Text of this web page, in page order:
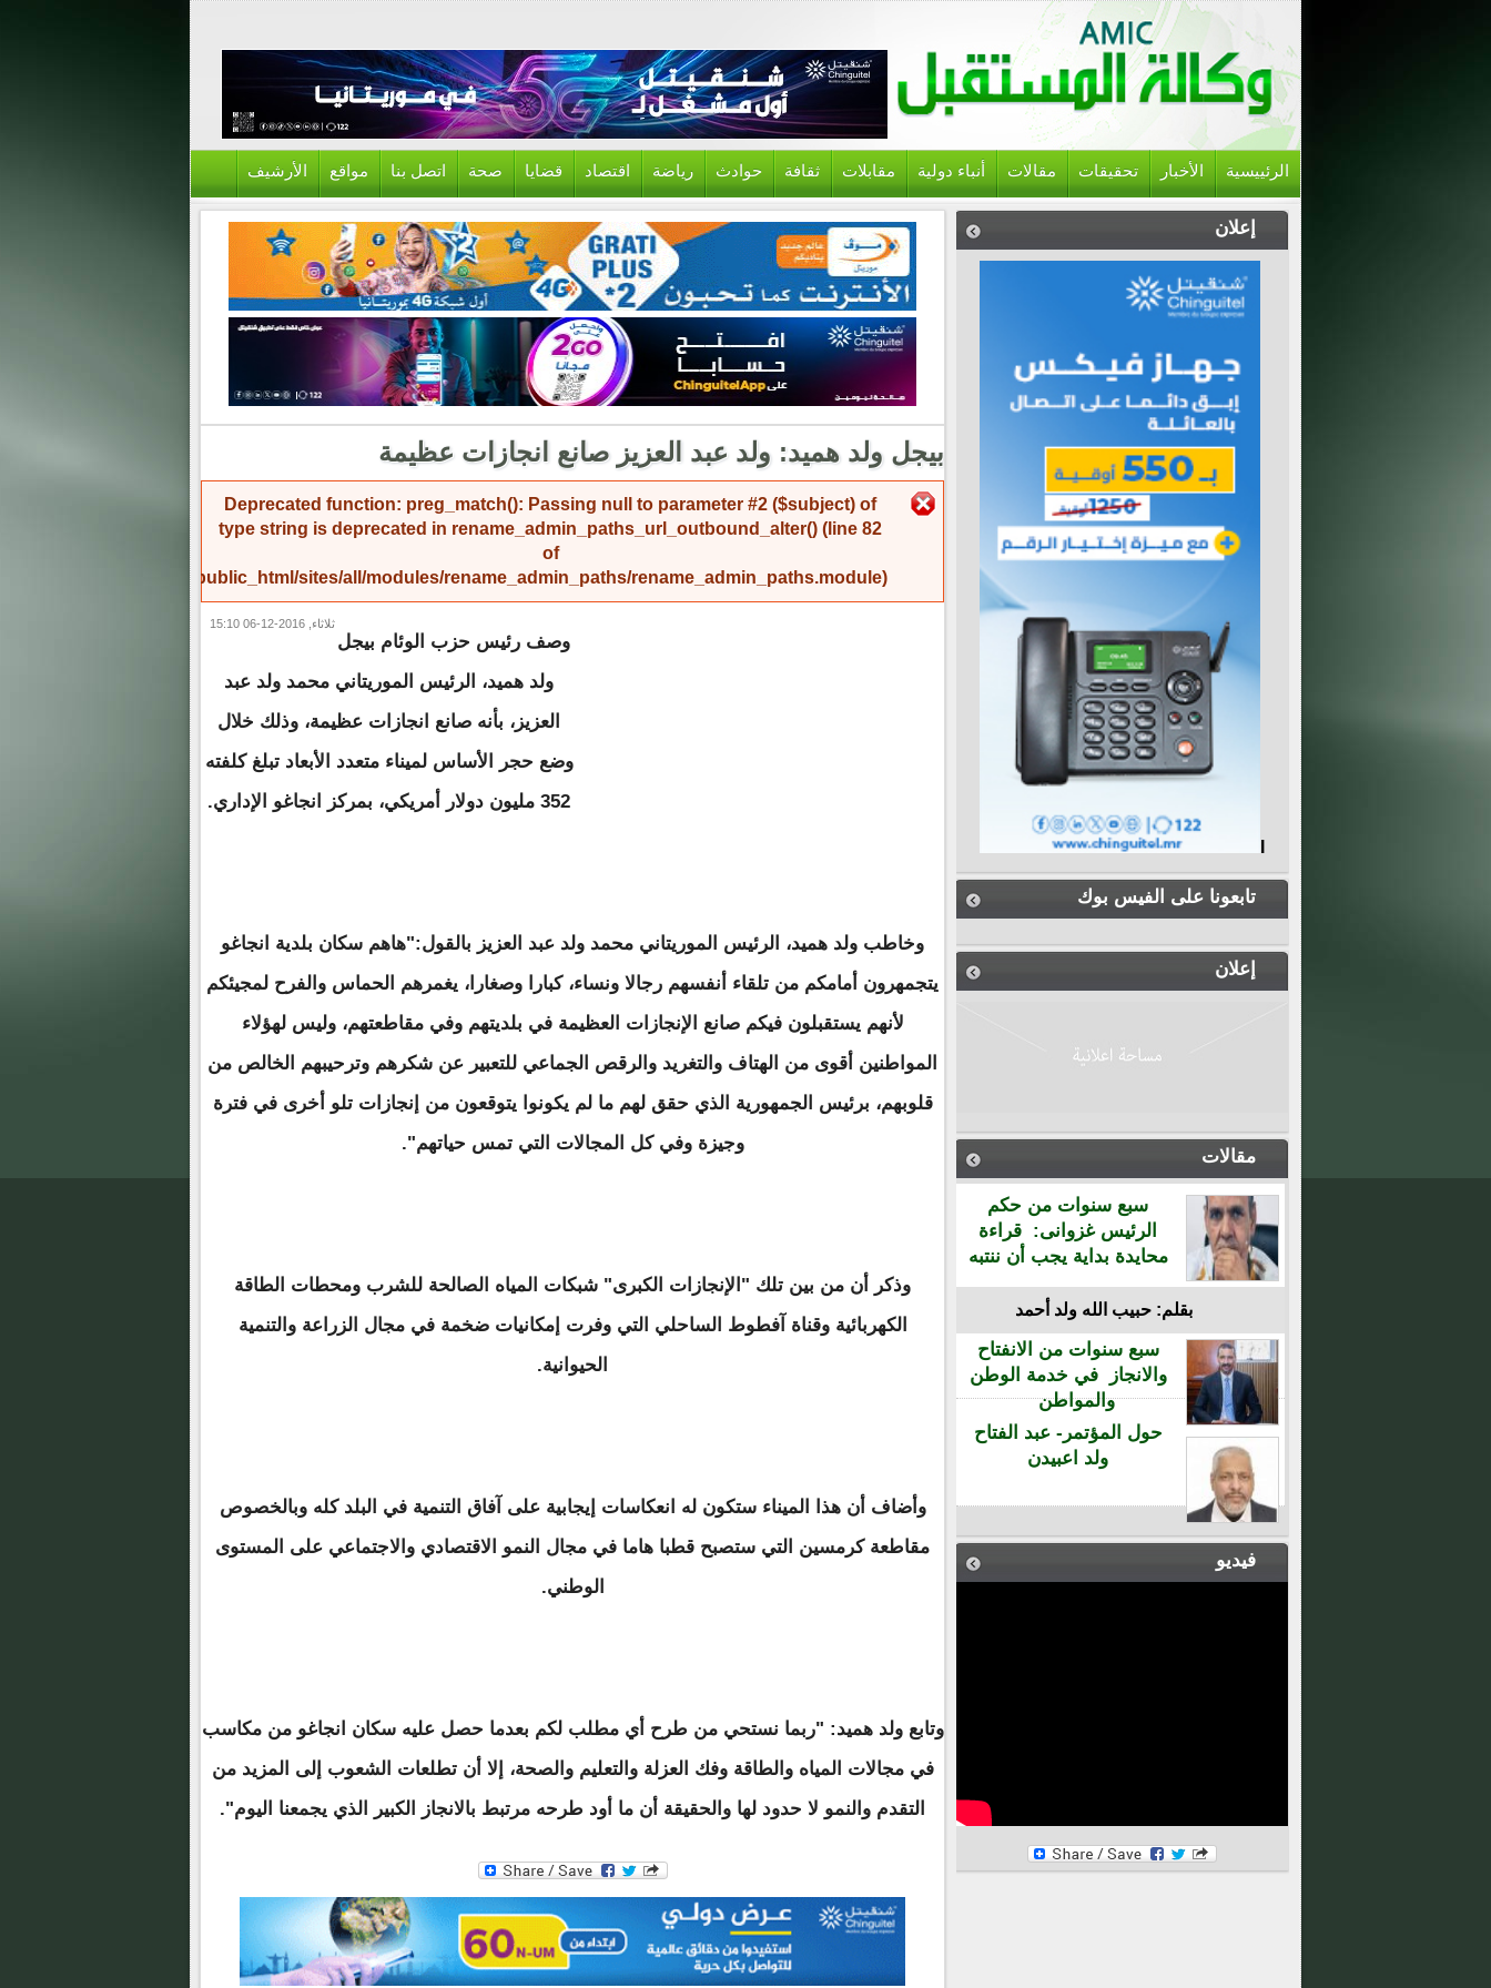
الرئييسية الأخبار تحقيقات مقالات أنباء دولية مقابلات ثقافة حوادث رياضة اقتصاد قضايا صحة اتصل بنا مواقع الأرشيف
إعلان
تابعونا على الفيس بوك
إعلان
مقالات
سبع سنوات من حكم
الرئيس غزوانى: قراءة
محايدة بداية يجب أن ننتبه
بقلم: حبيب الله ولد أحمد
سبع سنوات من الانفتاح
والانجاز في خدمة الوطن
والمواطن
حول المؤتمر- عبد الفتاح
ولد اعبيدن
فيديو
بيجل ولد هميد: ولد عبد العزيز صانع انجازات عظيمة
رسالة الخطأ Deprecated function: preg_match(): Passing null to parameter #2 ($subject) of
type string is deprecated in rename_admin_paths_url_outbound_alter() (line 82
of
/home/amicinf1/public_html/sites/all/modules/rename_admin_paths/rename_admin_paths.module).
ثلاثاء, 2016-12-06 15:10
وصف رئيس حزب الوئام بيجل
ولد هميد، الرئيس الموريتاني محمد ولد عبد
العزيز، بأنه صانع انجازات عظيمة، وذلك خلال
وضع حجر الأساس لميناء متعدد الأبعاد تبلغ كلفته
352 مليون دولار أمريكي، بمركز انجاغو الإداري.
وخاطب ولد هميد، الرئيس الموريتاني محمد ولد عبد العزيز بالقول:"هاهم سكان بلدية انجاغو
يتجمهرون أمامكم من تلقاء أنفسهم رجالا ونساء، كبارا وصغارا، يغمرهم الحماس والفرح لمجيئكم
لأنهم يستقبلون فيكم صانع الإنجازات العظيمة في بلديتهم وفي مقاطعتهم، وليس لهؤلاء
المواطنين أقوى من الهتاف والتغريد والرقص الجماعي للتعبير عن شكرهم وترحيبهم الخالص من
قلوبهم، برئيس الجمهورية الذي حقق لهم ما لم يكونوا يتوقعون من إنجازات تلو أخرى في فترة
وجيزة وفي كل المجالات التي تمس حياتهم".
وذكر أن من بين تلك "الإنجازات الكبرى" شبكات المياه الصالحة للشرب ومحطات الطاقة
الكهربائية وقناة آفطوط الساحلي التي وفرت إمكانيات ضخمة في مجال الزراعة والتنمية
الحيوانية.
وأضاف أن هذا الميناء ستكون له انعكاسات إيجابية على آفاق التنمية في البلد كله وبالخصوص
مقاطعة كرمسين التي ستصبح قطبا هاما في مجال النمو الاقتصادي والاجتماعي على المستوى
الوطني.
وتابع ولد هميد: "ربما نستحي من طرح أي مطلب لكم بعدما حصل عليه سكان انجاغو من مكاسب
في مجالات المياه والطاقة وفك العزلة والتعليم والصحة، إلا أن تطلعات الشعوب إلى المزيد من
التقدم والنمو لا حدود لها والحقيقة أن ما أود طرحه مرتبط بالانجاز الكبير الذي يجمعنا اليوم".